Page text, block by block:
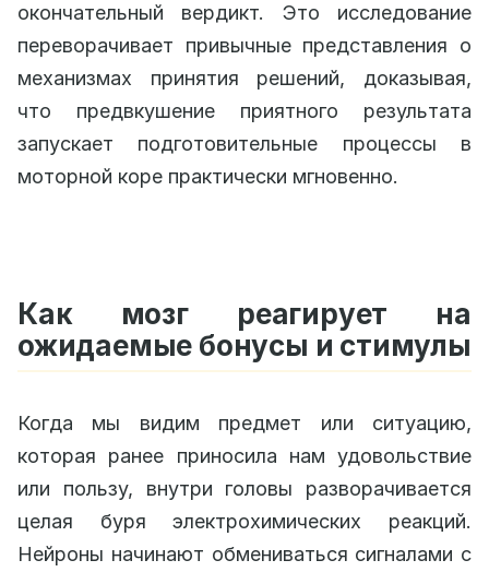
окончательный вердикт. Это исследование
переворачивает привычные представления о
механизмах принятия решений, доказывая,
что предвкушение приятного результата
запускает подготовительные процессы в
моторной коре практически мгновенно.
Как мозг реагирует на
ожидаемые бонусы и стимулы
Когда мы видим предмет или ситуацию,
которая ранее приносила нам удовольствие
или пользу, внутри головы разворачивается
целая буря электрохимических реакций.
Нейроны начинают обмениваться сигналами с